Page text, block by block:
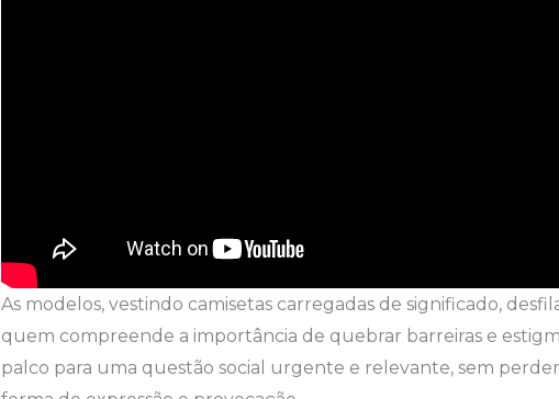
As modelos, vestindo camisetas carregadas de significado,
quem compreende a importância de quebrar barreiras e
palco para uma questão social urgente e relevante, sem